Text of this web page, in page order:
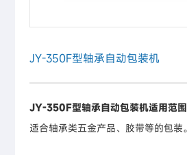
JY-350F型轴承自动包装机
JY-350F型轴承自动包装机适用范围
适合轴承类五金产品、胶带等的包装。